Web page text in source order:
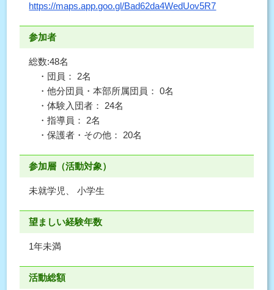
https://maps.app.goo.gl/Bad62da4WedUov5R7
参加者
総数:48名
・団員： 2名
・他分団員・本部所属団員： 0名
・体験入団者： 24名
・指導員： 2名
・保護者・その他： 20名
参加層（活動対象）
未就学児、 小学生
望ましい経験年数
1年未満
活動総額